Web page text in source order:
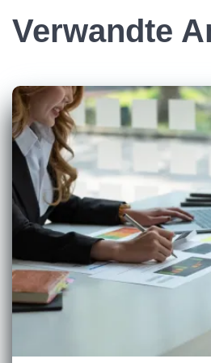
Verwandte